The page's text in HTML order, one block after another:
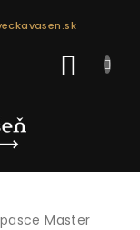
Master